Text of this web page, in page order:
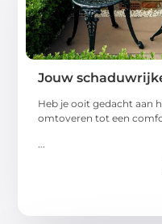
Jouw
Heb je ooit gedacht aan
omtoveren tot een
...